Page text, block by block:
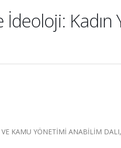
Kadın
KAMU YÖNETİMİ ANABİLİM DALI,